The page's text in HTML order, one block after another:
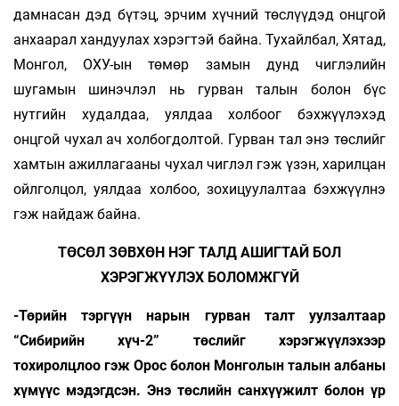
дамнасан дэд бүтэц, эрчим хүчний төслүүдэд онцгой
анхаарал хандуулах хэрэгтэй байна. Тухайлбал, Хятад,
Монгол, ОХУ-ын төмөр замын дунд чиглэлийн
шугамын шинэчлэл нь гурван талын болон бүс
нутгийн худалдаа, уялдаа холбоог бэхжүүлэхэд
онцгой чухал ач холбогдолтой. Гурван тал энэ төслийг
хамтын ажиллагааны чухал чиглэл гэж үзэн, харилцан
ойлголцол, уялдаа холбоо, зохицуулалтаа бэхжүүлнэ
гэж найдаж байна.
ТӨСӨЛ ЗӨВХӨН НЭГ ТАЛД АШИГТАЙ БОЛ
ХЭРЭГЖҮҮЛЭХ БОЛОМЖГҮЙ
-Төрийн тэргүүн нарын гурван талт уулзалтаар
“Сибирийн хүч-2” төслийг хэрэгжүүлэхээр
тохиролцлоо гэж Орос болон Монголын талын албаны
хүмүүс мэдэгдсэн. Энэ төслийн санхүүжилт болон үр